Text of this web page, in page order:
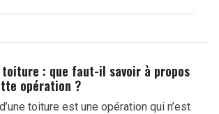
toiture : que faut-il savoir à propos
opération ?
toiture est une opération qui n’est